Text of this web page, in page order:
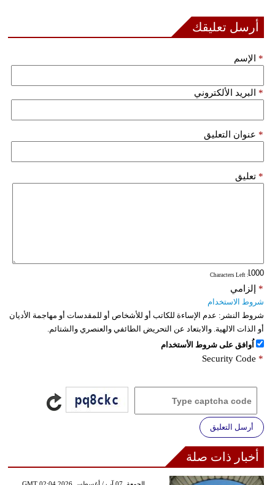
أرسل تعليقك
الإسم *
البريد الألكتروني *
عنوان التعليق *
تعليق *
: Characters Left
إلزامي *
شروط الاستخدام
شروط النشر: عدم الإساءة للكاتب أو للأشخاص أو للمقدسات أو مهاجمة الأديان
أو الذات الالهية. والابتعاد عن التحريض الطائفي والعنصري والشتائم.
اُوافق على شروط الأستخدام
Security Code *
أرسل التعليق
أخبار ذات صلة